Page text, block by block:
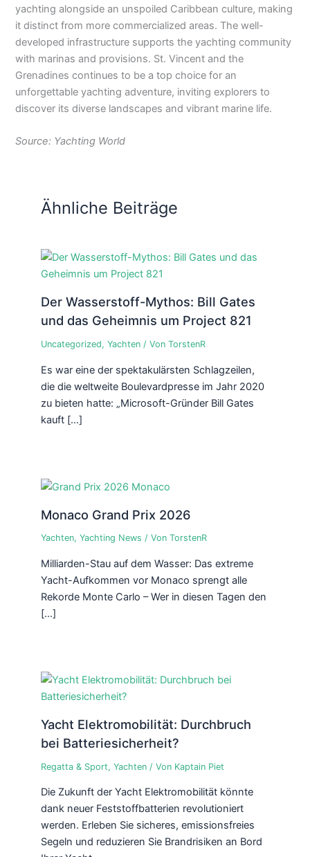
yachting alongside an unspoiled Caribbean culture, making
it distinct from more commercialized areas. The well-
developed infrastructure supports the yachting community
with marinas and provisions. St. Vincent and the
Grenadines continues to be a top choice for an
unforgettable yachting adventure, inviting explorers to
discover its diverse landscapes and vibrant marine life.
Source: Yachting World
Ähnliche Beiträge
Der Wasserstoff-Mythos: Bill Gates
und das Geheimnis um Project 821
Uncategorized, Yachten/ Von TorstenR
Es war eine der spektakulärsten Schlagzeilen,
die die weltweite Boulevardpresse im Jahr 2020
zu bieten hatte: „Microsoft-Gründer Bill Gates
kauft […]
Monaco Grand Prix 2026
Yachten, Yachting News / Von TorstenR
Milliarden-Stau auf dem Wasser: Das extreme
Yacht-Aufkommen vor Monaco sprengt alle
Rekorde Monte Carlo – Wer in diesen Tagen den
[…]
Yacht Elektromobilität: Durchbruch
bei Batteriesicherheit?
Regatta & Sport, Yachten/ Von Kaptain Piet
Die Zukunft der Yacht Elektromobilität könnte
dank neuer Feststoffbatterien revolutioniert
werden. Erleben Sie sicheres, emissionsfreies
Segeln und reduzieren Sie Brandrisiken an Bord